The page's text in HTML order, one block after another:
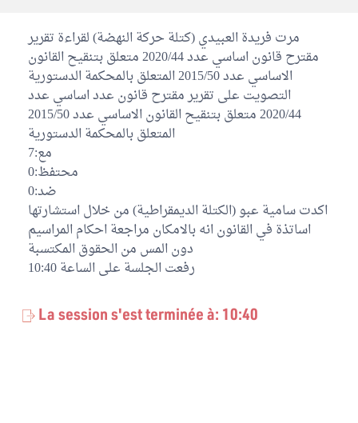
مرت فريدة العبيدي (كتلة حركة النهضة) لقراءة تقرير
مقترح قانون اساسي عدد 2020/44 متعلق بتنقيح القانون
الاساسي عدد 2015/50 المتعلق بالمحكمة الدستورية
التصويت على تقرير مقترح قانون عدد اساسي عدد
2020/44 متعلق بتنقيح القانون الاساسي عدد 2015/50
المتعلق بالمحكمة الدستورية
مع:7
محتفظ:0
ضد:0
اكدت سامية عبو (الكتلة الديمقراطية) من خلال استشارتها
اساتذة في القانون انه بالامكان مراجعة احكام المراسيم
دون المس من الحقوق المكتسبة
رفعت الجلسة على الساعة 10:40
La session s'est terminée à: 10:40